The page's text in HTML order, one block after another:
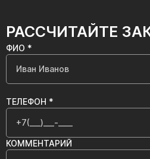
РАССЧИТАЙТЕ
ФИО *
ТЕЛЕФОН *
КОММЕНТАРИЙ